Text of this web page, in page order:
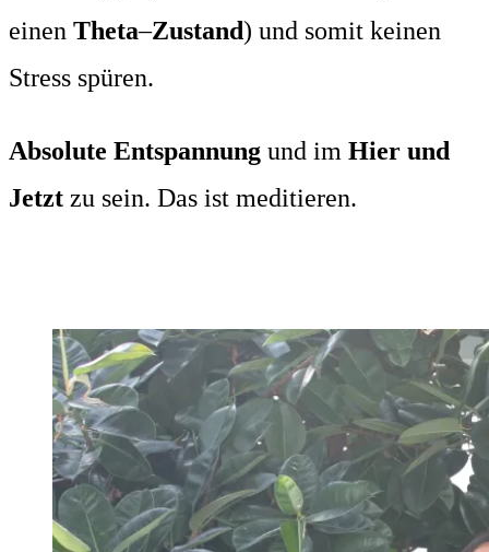
einen Theta–Zustand) und somit keinen
Stress spüren.
Absolute Entspannung und im Hier und
Jetzt zu sein. Das ist meditieren.